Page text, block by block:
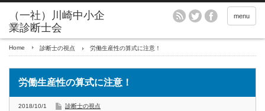
menu
Home 診断士の視点 労働生産性の算式に注意！
労働生産性の算式に注意！
2018/10/1 診断士の視点